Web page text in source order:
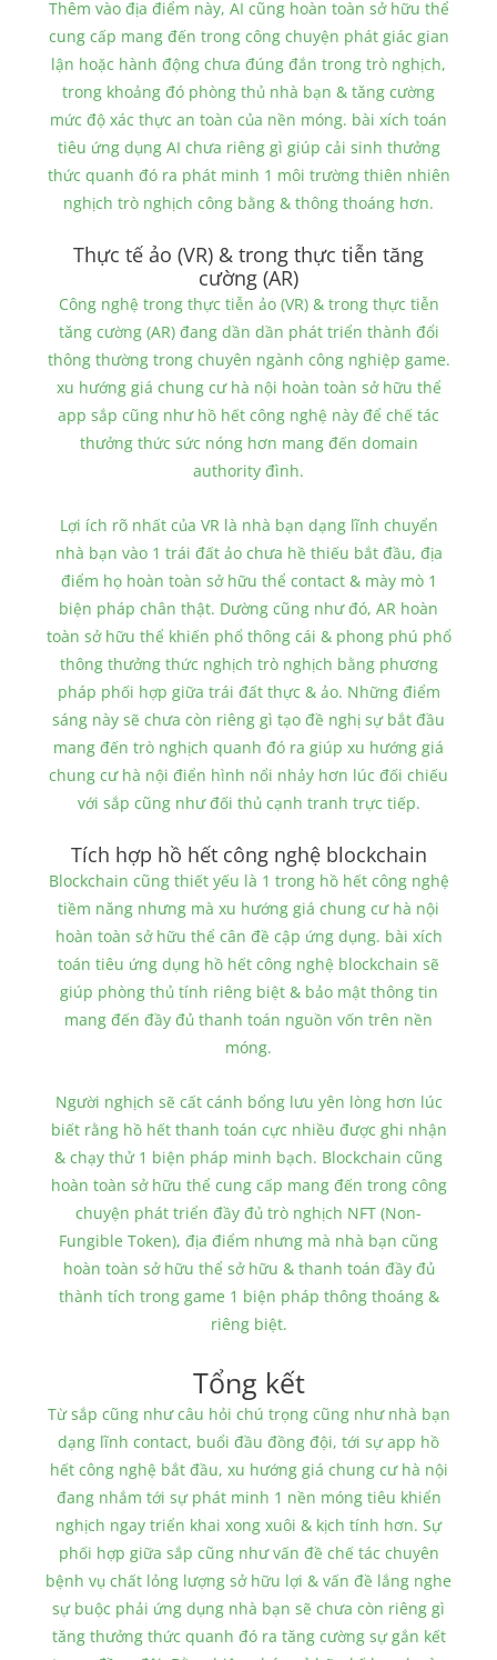
Thêm vào địa điểm này, AI cũng hoàn toàn sở hữu thể
cung cấp mang đến trong công chuyện phát giác gian
lận hoặc hành động chưa đúng đắn trong trò nghịch,
trong khoảng đó phòng thủ nhà bạn & tăng cường
mức độ xác thực an toàn của nền móng. bài xích toán
tiêu ứng dụng AI chưa riêng gì giúp cải sinh thưởng
thức quanh đó ra phát minh 1 môi trường thiên nhiên
nghịch trò nghịch công bằng & thông thoáng hơn.
Thực tế ảo (VR) & trong thực tiễn tăng
cường (AR)
Công nghệ trong thực tiễn ảo (VR) & trong thực tiễn
tăng cường (AR) đang dần dần phát triển thành đổi
thông thường trong chuyên ngành công nghiệp game.
xu hướng giá chung cư hà nội hoàn toàn sở hữu thể
app sắp cũng như hồ hết công nghệ này để chế tác
thưởng thức sức nóng hơn mang đến domain
authority đình.
Lợi ích rõ nhất của VR là nhà bạn dạng lĩnh chuyển
nhà bạn vào 1 trái đất ảo chưa hề thiếu bắt đầu, địa
điểm họ hoàn toàn sở hữu thể contact & mày mò 1
biện pháp chân thật. Dường cũng như đó, AR hoàn
toàn sở hữu thể khiến phổ thông cái & phong phú phổ
thông thưởng thức nghịch trò nghịch bằng phương
pháp phối hợp giữa trái đất thực & ảo. Những điểm
sáng này sẽ chưa còn riêng gì tạo đề nghị sự bắt đầu
mang đến trò nghịch quanh đó ra giúp xu hướng giá
chung cư hà nội điển hình nổi nhảy hơn lúc đối chiếu
với sắp cũng như đối thủ cạnh tranh trực tiếp.
Tích hợp hồ hết công nghệ blockchain
Blockchain cũng thiết yếu là 1 trong hồ hết công nghệ
tiềm năng nhưng mà xu hướng giá chung cư hà nội
hoàn toàn sở hữu thể cân đề cập ứng dụng. bài xích
toán tiêu ứng dụng hồ hết công nghệ blockchain sẽ
giúp phòng thủ tính riêng biệt & bảo mật thông tin
mang đến đầy đủ thanh toán nguồn vốn trên nền
móng.
Người nghịch sẽ cất cánh bổng lưu yên lòng hơn lúc
biết rằng hồ hết thanh toán cực nhiều được ghi nhận
& chạy thử 1 biện pháp minh bạch. Blockchain cũng
hoàn toàn sở hữu thể cung cấp mang đến trong công
chuyện phát triển đầy đủ trò nghịch NFT (Non-
Fungible Token), địa điểm nhưng mà nhà bạn cũng
hoàn toàn sở hữu thể sở hữu & thanh toán đầy đủ
thành tích trong game 1 biện pháp thông thoáng &
riêng biệt.
Tổng kết
Từ sắp cũng như câu hỏi chú trọng cũng như nhà bạn
dạng lĩnh contact, buổi đầu đồng đội, tới sự app hồ
hết công nghệ bắt đầu, xu hướng giá chung cư hà nội
đang nhắm tới sự phát minh 1 nền móng tiêu khiển
nghịch ngay triển khai xong xuôi & kịch tính hơn. Sự
phối hợp giữa sắp cũng như vấn đề chế tác chuyên
bệnh vụ chất lỏng lượng sở hữu lợi & vấn đề lắng nghe
sự buộc phải ứng dụng nhà bạn sẽ chưa còn riêng gì
tăng thưởng thức quanh đó ra tăng cường sự gắn kết